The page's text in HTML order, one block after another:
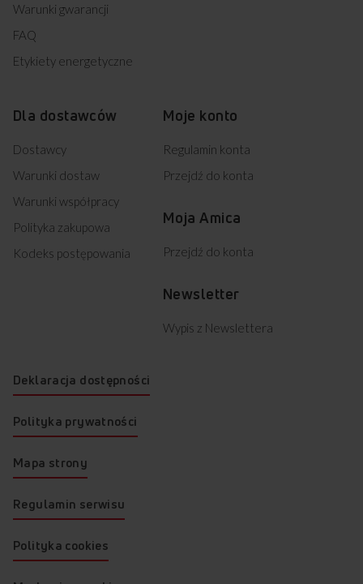
Warunki gwarancji
FAQ
Etykiety energetyczne
Dla dostawców
Dostawcy
Warunki dostaw
Warunki współpracy
Polityka zakupowa
Kodeks postępowania
Moje konto
Regulamin konta
Przejdź do konta
Moja Amica
Przejdź do konta
Newsletter
Wypis z Newslettera
Deklaracja dostępności
Polityka prywatności
Mapa strony
Regulamin serwisu
Polityka cookies